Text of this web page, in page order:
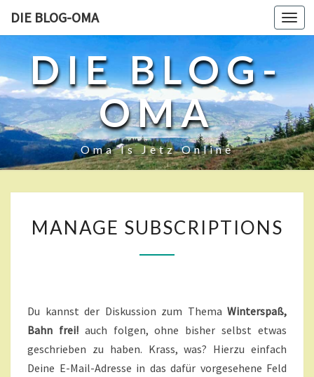
DIE BLOG-OMA
DIE BLOG-
OMA
Oma Is Jetz Online
A
A
U
B
S
C
MANAGE SUBSCRIPTIONS
Du kannst der Diskussion zum Thema Winterspaß,
Bahn frei!auch folgen, ohne bisher selbst etwas
geschrieben zu haben. Krass, was? Hierzu einfach
Deine E-Mail-Adresse in das dafür vorgesehene Feld